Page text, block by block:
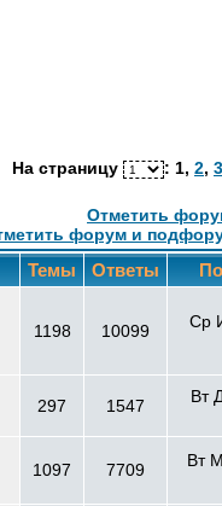
На страницу : 1, 2, 3
Отметить
форум и
Темы Ответы
1198 10099
Ср
297 1547
Вт
1097 7709
Вт